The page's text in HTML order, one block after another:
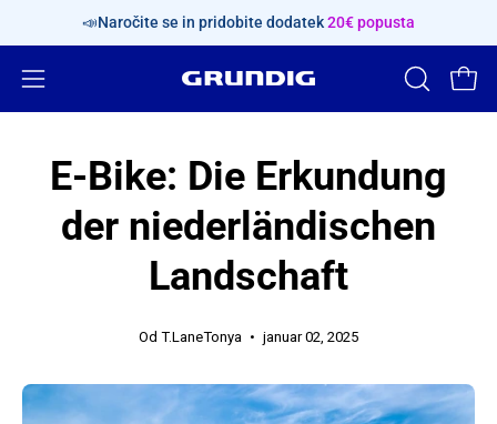
vsebino
📣Naročite se in pridobite dodatek20€ popusta
Odpri
ODPRI
ISKALNO
E-Bike: Die Erkundung
der niederländischen
Landschaft
Od T.LaneTonya januar 02, 2025